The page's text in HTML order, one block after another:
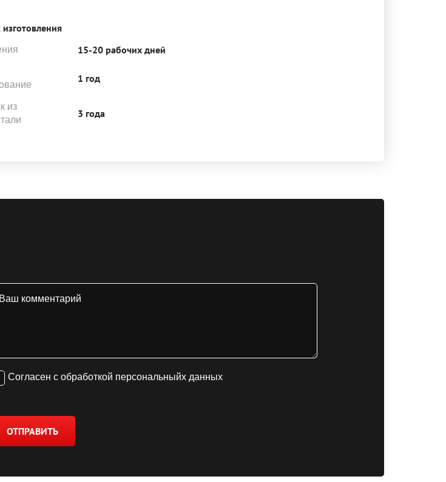
изготовления
15-20 рабочих дней
1 год
из
3 года
Согласен с обработкой персональныйх данных
ОТПРАВИТЬ